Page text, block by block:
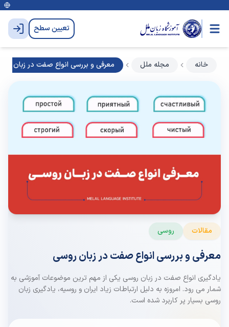
تعیین سطح
خانه مجله ملل معرفی و بررسی انواع صفت در زبان
مقالات روسی
معرفی و بررسی انواع صفت در زبان روسی
یادگیری انواع صفت در زبان روسی یکی از مهم ترین موضوعات آموزشی به
شمار می رود. امروزه به دلیل ارتباطات زیاد ایران و روسیه، یادگیری زبان
روسی بسیار پر کاربرد شده است.